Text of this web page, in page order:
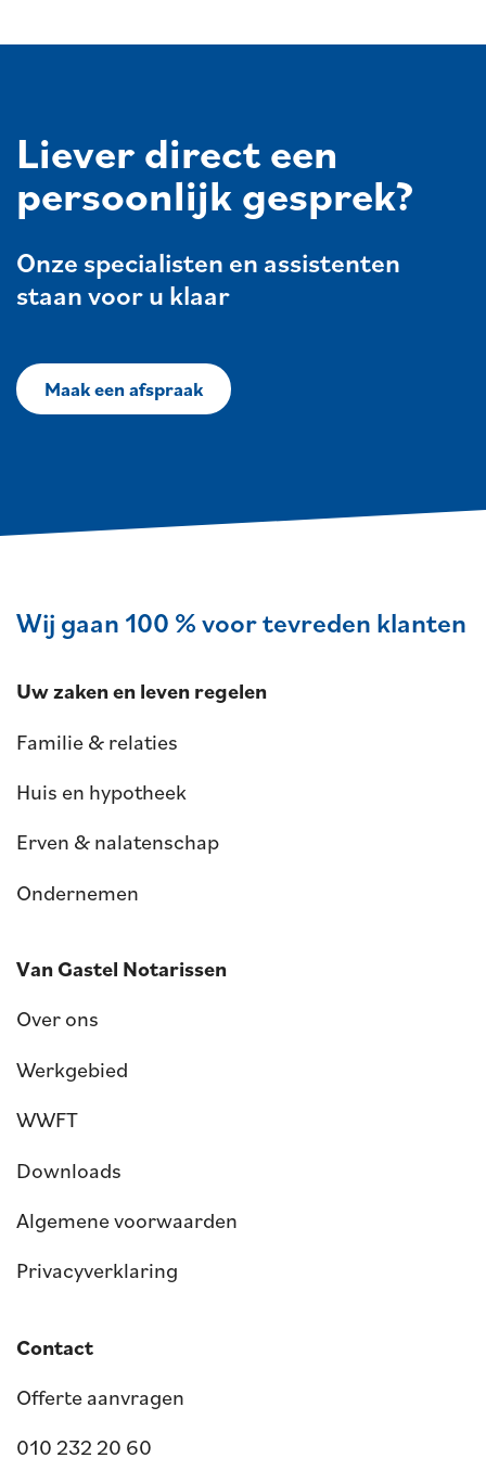
Liever direct een
persoonlijk gesprek?
Onze specialisten en assistenten
staan voor u klaar
Maak een afspraak
Wij gaan 100 % voor tevreden klanten
Uw zaken en leven regelen
Familie & relaties
Huis en hypotheek
Erven & nalatenschap
Ondernemen
Van Gastel Notarissen
Over ons
Werkgebied
WWFT
Downloads
Algemene voorwaarden
Privacyverklaring
Contact
Offerte aanvragen
010 232 20 60